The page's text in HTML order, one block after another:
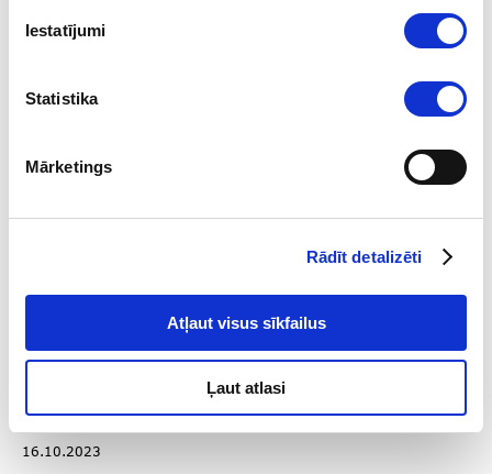
Iestatījumi
Statistika
Mārketings
Rādīt detalizēti
Atļaut visus sīkfailus
Ļaut atlasi
nozīmi Latvijas finanšu sistēmas drošības
veicināšanā
16.10.2023